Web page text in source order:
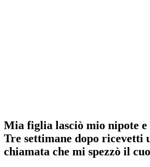
Mia figlia lasciò mio nipote e
Tre settimane dopo ricevetti
chiamata che mi spezzò il